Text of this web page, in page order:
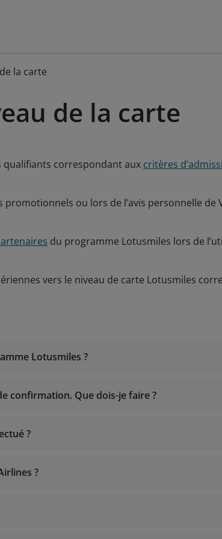
la carte
de la carte
qualifiants correspondant aux critères
ou lors de l’avis personnelle de
du programme Lotusmiles lors de
vers le niveau de carte Lotusmiles
Lotusmiles ?
confirmation. Que dois-je faire ?
?
?